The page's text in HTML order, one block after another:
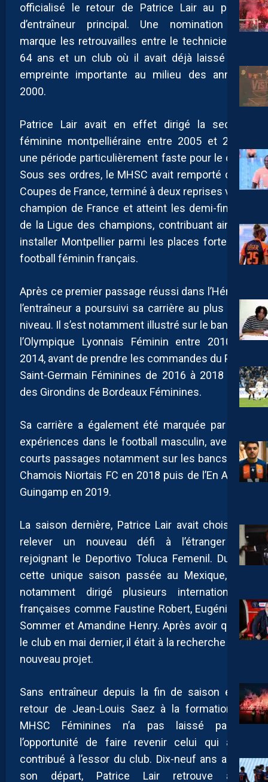
officialisé le retour de Patrice Lair au poste
d’entraîneur principal. Une nomination qui
marque les retrouvailles entre le technicien de
64 ans et un club où il avait déjà laissé une
empreinte importante au milieu des années
2000.
Patrice Lair avait en effet dirigé la section
féminine montpelliéraine entre 2005 et 2007,
une période particulièrement faste pour le club.
Sous ses ordres, le MHSC avait remporté deux
Coupes de France, terminé à deux reprises vice-
champion de France et atteint les demi-finales
de la Ligue des champions, contribuant ainsi à
installer Montpellier parmi les places fortes du
football féminin français.
Après ce premier passage réussi dans l’Hérault,
l’entraîneur a poursuivi sa carrière au plus haut
niveau. Il s’est notamment illustré sur le banc de
l’Olympique Lyonnais Féminin entre 2010 et
2014, avant de prendre les commandes du Paris
Saint-Germain Féminines de 2016 à 2018 puis
des Girondins de Bordeaux Féminines.
Sa carrière a également été marquée par des
expériences dans le football masculin, avec de
courts passages notamment sur les bancs des
Chamois Niortais FC en 2018 puis de l’En Avant
Guingamp en 2019.
La saison dernière, Patrice Lair avait choisi de
relever un nouveau défi à l’étranger en
rejoignant le Deportivo Toluca Femenil. Durant
cette unique saison passée au Mexique, il a
notamment dirigé plusieurs internationales
françaises comme Faustine Robert, Eugénie Le
Sommer et Amandine Henry. Après avoir quitté
le club en mai dernier, il était à la recherche d’un
nouveau projet.
Sans entraîneur depuis la fin de saison et le
retour de Jean-Louis Saez à la formation, le
MHSC Féminines n’a pas laissé passer
l’opportunité de faire revenir celui qui avait
contribué à l’essor du club. Dix-neuf ans après
son départ, Patrice Lair retrouve ainsi